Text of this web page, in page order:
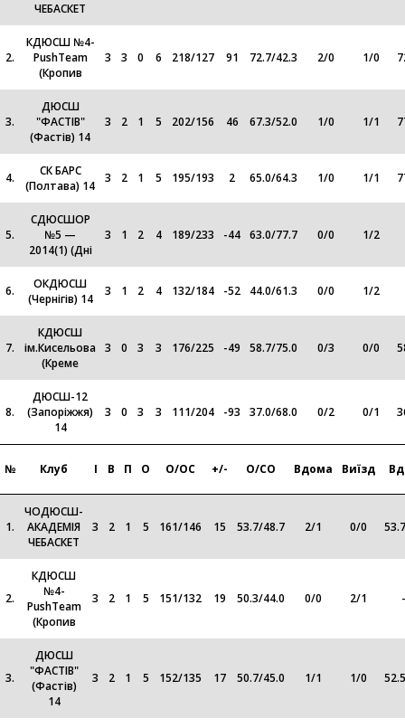
ЧЕБАСКЕТ
2.
КДЮСШ №4-
PushTeam
(Кропив
3 3 0 6 218/127 91 72.7/42.3 2/0 1/0
3.
ДЮСШ
"ФАСТІВ"
(Фастів) 14
3 2 1 5 202/156 46 67.3/52.0 1/0 1/1
4.
СК БАРС
(Полтава) 14
3 2 1 5 195/193 2 65.0/64.3 1/0 1/1
5.
СДЮСШОР
№5 —
2014(1) (Дні
3 1 2 4 189/233 -44 63.0/77.7 0/0 1/2
6.
ОКДЮСШ
(Чернігів) 14
3 1 2 4 132/184 -52 44.0/61.3 0/0 1/2
7.
КДЮСШ
ім.Кисельова
(Креме
3 0 3 3 176/225 -49 58.7/75.0 0/3 0/0
8.
ДЮСШ-12
(Запоріжжя)
14
3 0 3 3 111/204 -93 37.0/68.0 0/2 0/1
№ Клуб І В П О О/ОС +/- О/СО Вдома Виїзд
1.
ЧОДЮСШ-
АКАДЕМІЯ
ЧЕБАСКЕТ
3 2 1 5 161/146 15 53.7/48.7 2/1 0/0 53.7
2.
КДЮСШ
№4-
PushTeam
(Кропив
3 2 1 5 151/132 19 50.3/44.0 0/0 2/1
3.
ДЮСШ
"ФАСТІВ"
(Фастів)
14
3 2 1 5 152/135 17 50.7/45.0 1/1 1/0 52.5